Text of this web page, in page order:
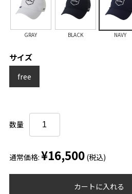
GRAY BLACK NAVY
サイズ
free
数量
通常価格: ¥16,500 (税込)
カートに入れる